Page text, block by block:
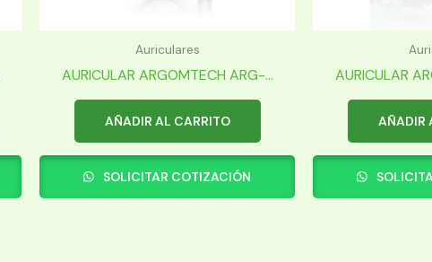
Auriculares
AURICULAR ARGOMTECH ARG-...
AÑADIR AL CARRITO
SOLICITAR COTIZACIÓN
AURICULAR
AÑADIR